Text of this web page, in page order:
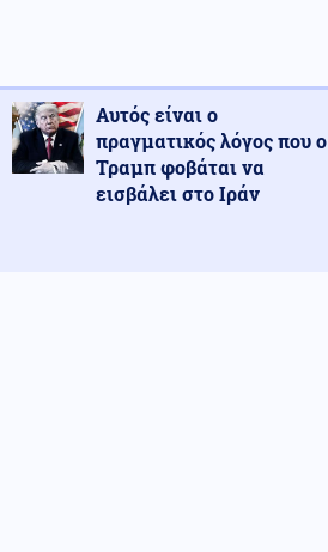
Αυτός είναι ο
πραγματικός λόγος που ο
Τραμπ φοβάται να
εισβάλει στο Ιράν